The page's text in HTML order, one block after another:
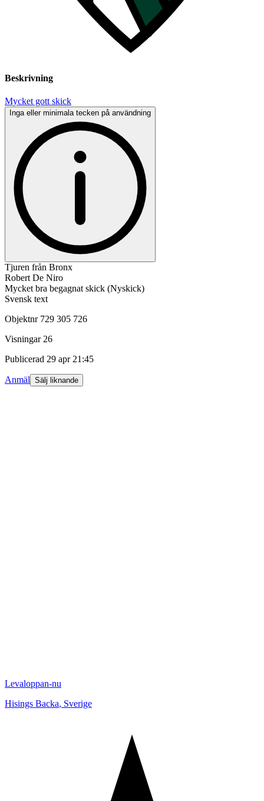
Beskrivning
Mycket gott skick
Inga eller minimala tecken på användning
Tjuren från Bronx
Robert De Niro
Mycket bra begagnat skick (Nyskick)
Svensk text
Objektnr 729 305 726
Visningar 26
Publicerad 29 apr 21:45
Anmäl Sälj liknande
Levaloppan-nu
Hisings Backa, Sverige